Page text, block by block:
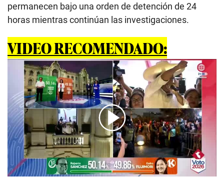
permanecen bajo una orden de detención de 24
horas mientras continúan las investigaciones.
VIDEO RECOMENDADO:
00:00/07:37